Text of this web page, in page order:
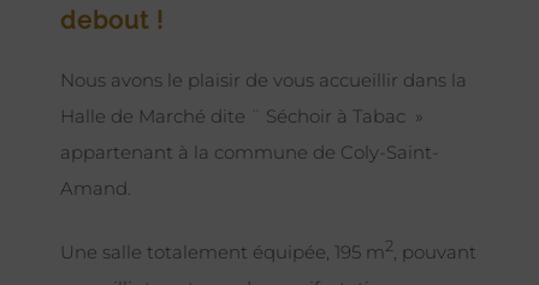
debout !
Nous avons le plaisir de vous accueillir dans la
Halle de Marché dite ¨ Séchoir à Tabac »
appartenant à la commune de Coly-Saint-
Amand.
Une salle totalement équipée, 195 m2 , pouvant